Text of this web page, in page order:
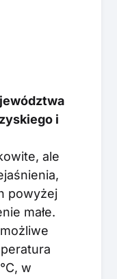
i
ale
powyżej
małe.
w